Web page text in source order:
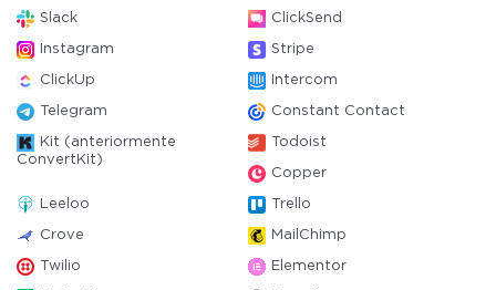
Slack ClickSend
Instagram Stripe
ClickUp Intercom
Telegram Constant Contact
Kit (anteriormente
ConvertKit)
Todoist
Copper
Leeloo Trello
Crove MailChimp
Twilio Elementor